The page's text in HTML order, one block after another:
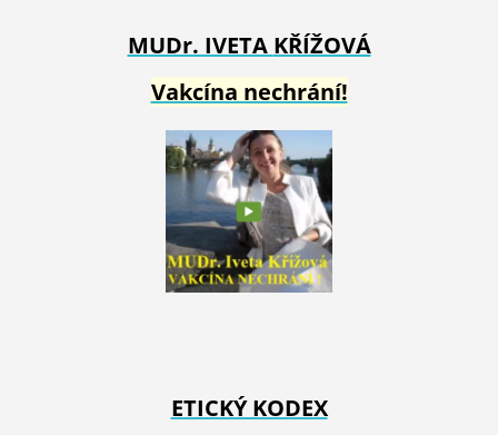
MUDr. IVETA KŘÍŽOVÁ
Vakcína nechrání!
ETICKÝ KODEX